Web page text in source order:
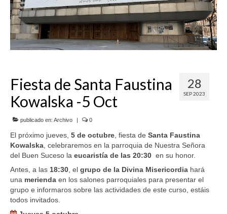
RETIROS
CATEQUESIS
LITURGIA
SERVICIOS
COF
BUENOS SUCESOS
28
SEP 2023
Fiesta de Santa Faustina
Kowalska -5 Oct
publicado en: Archivo 0
El próximo jueves, 5 de octubre, fiesta de Santa Faustina
Kowalska, celebraremos en la parroquia de Nuestra Señora
del Buen Suceso la eucaristía de las 20:30 en su honor.
Antes, a las 18:30, el grupo de la Divina Misericordia hará
una merienda en los salones parroquiales para presentar el
grupo e informaros sobre las actividades de este curso, estáis
todos invitados.